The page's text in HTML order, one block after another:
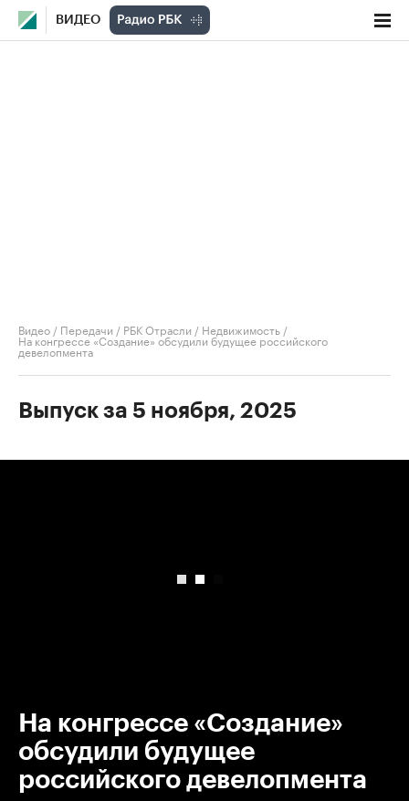
ВИДЕО
Видео / Передачи / РБК Отрасли / Недвижимость /
На конгрессе «Создание» обсудили будущее российского
девелопмента
Выпуск за 5 ноября, 2025
На конгрессе «Создание»
обсудили будущее
российского девелопмента